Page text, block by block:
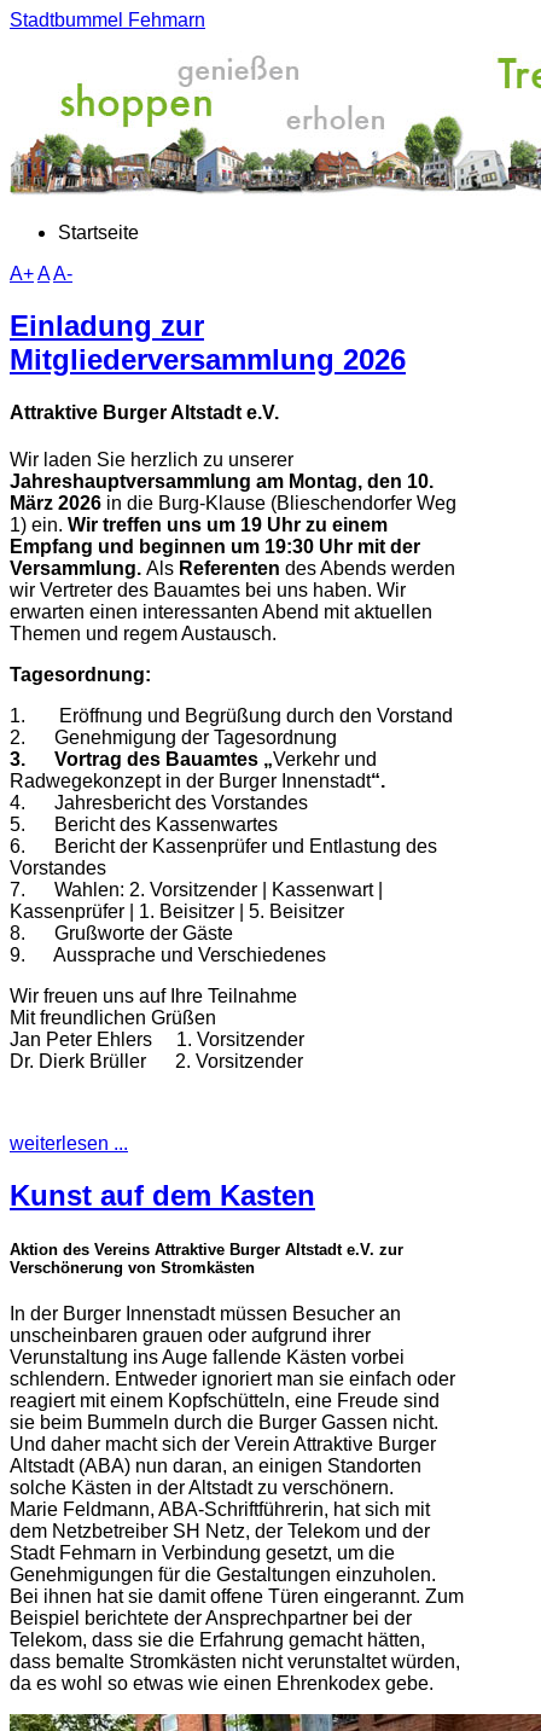
Stadtbummel Fehmarn
Startseite
A+AA-
Einladung zur
Mitgliederversammlung 2026
Attraktive Burger Altstadt e.V.
Wir laden Sie herzlich zu unserer
Jahreshauptversammlung am Montag, den 10.
März 2026 in die Burg-Klause (Blieschendorfer Weg
1) ein. Wir treffen uns um 19 Uhr zu einem
Empfang und beginnen um 19:30 Uhr mit der
Versammlung. Als Referenten des Abends werden
wir Vertreter des Bauamtes bei uns haben. Wir
erwarten einen interessanten Abend mit aktuellen
Themen und regem Austausch.
Tagesordnung:
1. Eröffnung und Begrüßung durch den Vorstand
2. Genehmigung der Tagesordnung
3. Vortrag des Bauamtes „Verkehr und
Radwegekonzept in der Burger Innenstadt“.
4. Jahresbericht des Vorstandes
5. Bericht des Kassenwartes
6. Bericht der Kassenprüfer und Entlastung des
Vorstandes
7. Wahlen: 2. Vorsitzender | Kassenwart |
Kassenprüfer | 1. Beisitzer | 5. Beisitzer
8. Grußworte der Gäste
9. Aussprache und Verschiedenes
Wir freuen uns auf Ihre Teilnahme
Mit freundlichen Grüßen
Jan Peter Ehlers 1. Vorsitzender
Dr. Dierk Brüller 2. Vorsitzender
weiterlesen ...
Kunst auf dem Kasten
Aktion des Vereins Attraktive Burger Altstadt e.V. zur
Verschönerung von Stromkästen
In der Burger Innenstadt müssen Besucher an
unscheinbaren grauen oder aufgrund ihrer
Verunstaltung ins Auge fallende Kästen vorbei
schlendern. Entweder ignoriert man sie einfach oder
reagiert mit einem Kopfschütteln, eine Freude sind
sie beim Bummeln durch die Burger Gassen nicht.
Und daher macht sich der Verein Attraktive Burger
Altstadt (ABA) nun daran, an einigen Standorten
solche Kästen in der Altstadt zu verschönern.
Marie Feldmann, ABA-Schriftführerin, hat sich mit
dem Netzbetreiber SH Netz, der Telekom und der
Stadt Fehmarn in Verbindung gesetzt, um die
Genehmigungen für die Gestaltungen einzuholen.
Bei ihnen hat sie damit offene Türen eingerannt. Zum
Beispiel berichtete der Ansprechpartner bei der
Telekom, dass sie die Erfahrung gemacht hätten,
dass bemalte Stromkästen nicht verunstaltet würden,
da es wohl so etwas wie einen Ehrenkodex gebe.